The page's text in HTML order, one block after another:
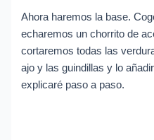
Ahora haremos la base.
echaremos un chorrito de
cortaremos todas las
ajo y las guindillas y lo
explicaré paso a paso.